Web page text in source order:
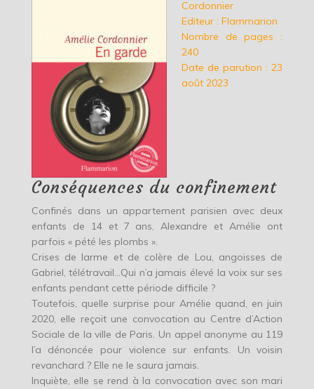
Cordonnier
Editeur : Flammarion
Nombre de pages :
240
Date de parution : 23
août 2023
Conséquences du confinement
Confinés dans un appartement parisien avec deux
enfants de 14 et 7 ans, Alexandre et Amélie ont
parfois « pété les plombs ».
Crises de larme et de colère de Lou, angoisses de
Gabriel, télétravail…Qui n’a jamais élevé la voix sur ses
enfants pendant cette période difficile ?
Toutefois, quelle surprise pour Amélie quand, en juin
2020, elle reçoit une convocation au Centre d’Action
Sociale de la ville de Paris. Un appel anonyme au 119
l’a dénoncée pour violence sur enfants. Un voisin
revanchard ? Elle ne le saura jamais.
Inquiète, elle se rend à la convocation avec son mari